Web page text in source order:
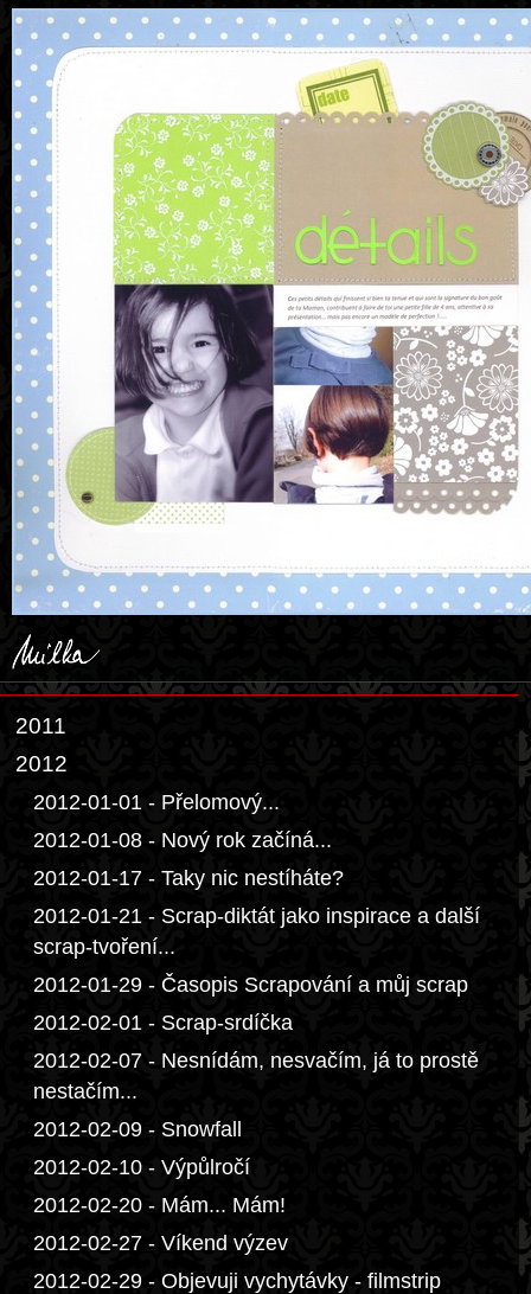
2011
2012
2012-01-01 - Přelomový...
2012-01-08 - Nový rok začíná...
2012-01-17 - Taky nic nestíháte?
2012-01-21 - Scrap-diktát jako inspirace a další
scrap-tvoření...
2012-01-29 - Časopis Scrapování a můj scrap
2012-02-01 - Scrap-srdíčka
2012-02-07 - Nesnídám, nesvačím, já to prostě
nestačím...
2012-02-09 - Snowfall
2012-02-10 - Výpůlročí
2012-02-20 - Mám... Mám!
2012-02-27 - Víkend výzev
2012-02-29 - Objevuji vychytávky - filmstrip